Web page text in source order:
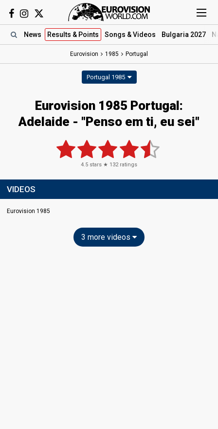
News Results & Points Songs & Videos Bulgaria 2027
Eurovision 1985 Portugal
Portugal 1985
Eurovision 1985 Portugal:
Adelaide - "Penso em ti, eu sei"
4.5 stars ★ 132ratings
VIDEOS
Eurovision 1985
3 more videos